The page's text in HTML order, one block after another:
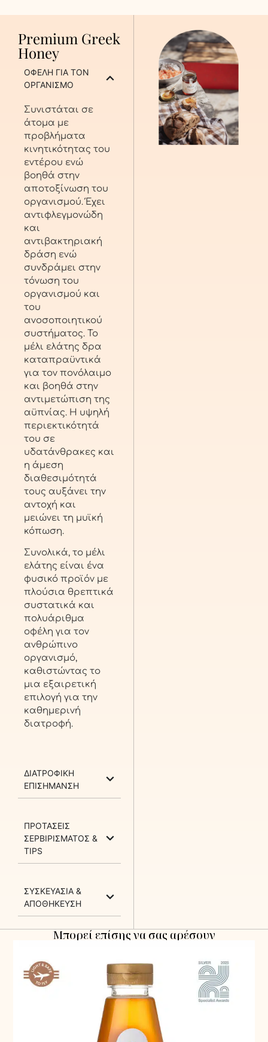
Premium Greek
Honey
ΟΦΕΛΗ ΓΙΑ ΤΟΝ
ΟΡΓΑΝΙΣΜΟ
Συνιστάται σε
άτομα με
προβλήματα
κινητικότητας του
εντέρου ενώ
βοηθά στην
αποτοξίνωση του
οργανισμού. Έχει
αντιφλεγμονώδη
και
αντιβακτηριακή
δράση ενώ
συνδράμει στην
τόνωση του
οργανισμού και
του
ανοσοποιητικού
συστήματος. Το
μέλι ελάτης δρα
καταπραϋντικά
για τον πονόλαιμο
και βοηθά στην
αντιμετώπιση της
αϋπνίας. Η υψηλή
περιεκτικότητά
του σε
υδατάνθρακες και
η άμεση
διαθεσιμότητά
τους αυξάνει την
αντοχή και
μειώνει τη μυϊκή
κόπωση.
Συνολικά, το μέλι
ελάτης είναι ένα
φυσικό προϊόν με
πλούσια θρεπτικά
συστατικά και
πολυάριθμα
οφέλη για τον
ανθρώπινο
οργανισμό,
καθιστώντας το
μια εξαιρετική
επιλογή για την
καθημερινή
διατροφή.
ΔΙΑΤΡΟΦΙΚΗ
ΕΠΙΣΗΜΑΝΣΗ
ΠΡΟΤΑΣΕΙΣ
ΣΕΡΒΙΡΙΣΜΑΤΟΣ &
TIPS
ΣΥΣΚΕΥΑΣΙΑ &
ΑΠΟΘΗΚΕΥΣΗ
Μπορεί επίσης να σας αρέσουν